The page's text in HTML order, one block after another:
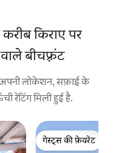
किराए पर
बीचफ़्रंट
अपनी लोकेशन, सफ़ाई के
रेटिंग मिली हुई है.
गेस्ट्स की फ़ेवरेट
गेस्ट्स की फ़ेवरेट